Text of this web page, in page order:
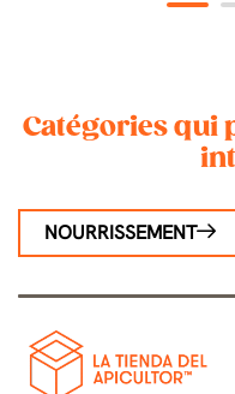
1
Catégories qui
NOURRISSEMENT